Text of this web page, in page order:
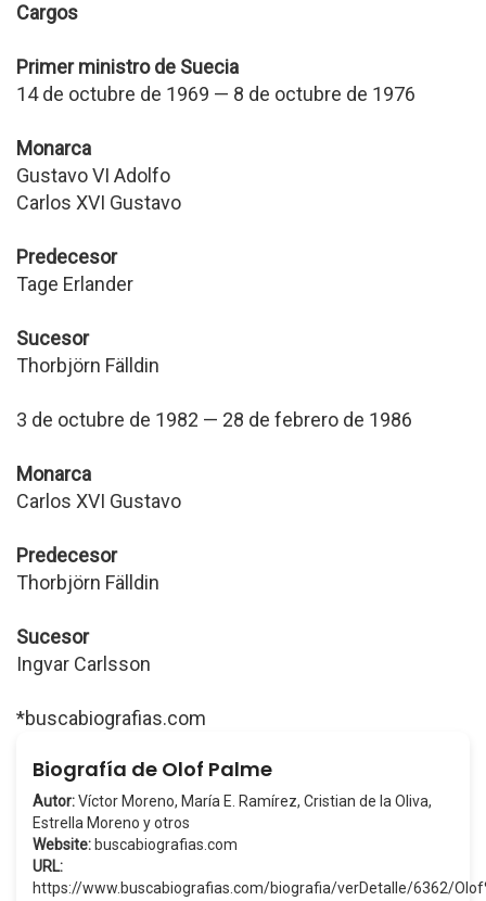
Cargos
Primer ministro de Suecia
14 de octubre de 1969 — 8 de octubre de 1976
Monarca
Gustavo VI Adolfo
Carlos XVI Gustavo
Predecesor
Tage Erlander
Sucesor
Thorbjörn Fälldin
3 de octubre de 1982 — 28 de febrero de 1986
Monarca
Carlos XVI Gustavo
Predecesor
Thorbjörn Fälldin
Sucesor
Ingvar Carlsson
*buscabiografias.com
Biografía de Olof Palme
Autor:Víctor Moreno, María E. Ramírez, Cristian de la Oliva,
Estrella Moreno y otros
Website: buscabiografias.com
URL:
https://www.buscabiografias.com/biografia/verDetalle/6362/